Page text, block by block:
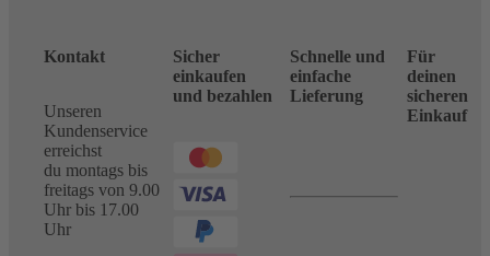
Kontakt
Unseren
Kundenservice
erreichst
du montags bis
freitags von 9.00
Uhr bis 17.00
Uhr
Sicher
einkaufen
und bezahlen
Schnelle und
einfache
Lieferung
Für
deinen
sicheren
Einkauf